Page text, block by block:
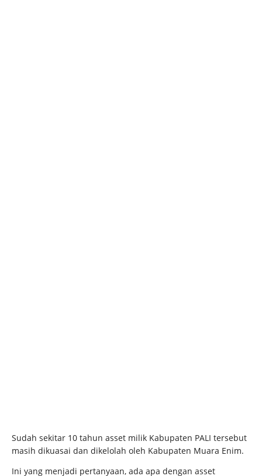
Sudah sekitar 10 tahun asset milik Kabupaten PALI tersebut
masih dikuasai dan dikelolah oleh Kabupaten Muara Enim.
Ini yang menjadi pertanyaan, ada apa dengan asset